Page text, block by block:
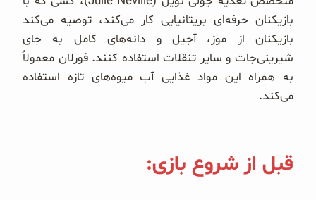
بازیکنان حرفه‌ای بریتانیایی کار می‌کند، توصیه می‌کند
بازیکنان از موز، آجیل و دانه‌های کامل به جای
شیرینی‌جات و سایر تنقلات استفاده کنند. فورلان معمولاً
به همراه این مواد غذایی آب میوه‌های تازه استفاده
می‌کند.
قبل از شروع بازی: